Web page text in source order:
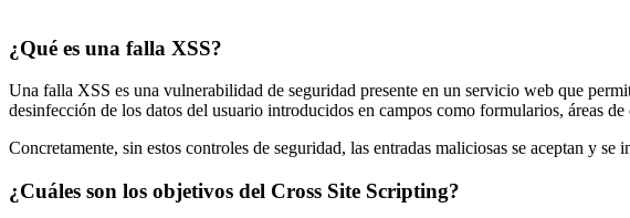
¿Qué es una falla XSS?
Una falla XSS es una vulnerabilidad de seguridad presente en un servicio web que
desinfección de los datos del usuario introducidos en campos como formularios, áreas de
Concretamente, sin estos controles de seguridad, las entradas maliciosas se aceptan y
¿Cuáles son los objetivos del Cross Site Scripting?